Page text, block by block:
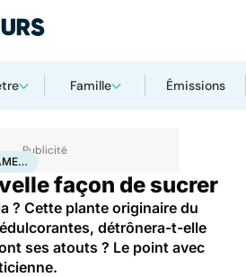
Famille Émissions
façon de sucrer
? Cette plante originaire du
détrônera-t-elle
ses atouts ? Le point avec